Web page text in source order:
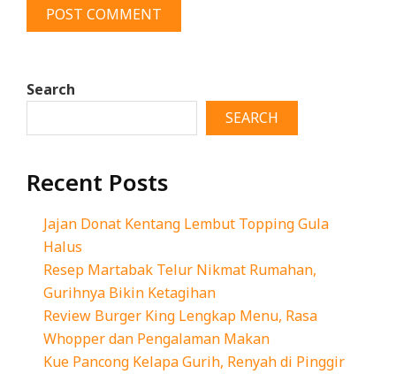
Search
SEARCH
Recent Posts
Jajan Donat Kentang Lembut Topping Gula
Halus
Resep Martabak Telur Nikmat Rumahan,
Gurihnya Bikin Ketagihan
Review Burger King Lengkap Menu, Rasa
Whopper dan Pengalaman Makan
Kue Pancong Kelapa Gurih, Renyah di Pinggir